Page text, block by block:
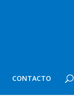
CONTACTO